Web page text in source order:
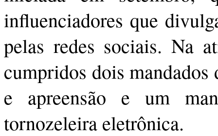
influenciadores que
pelas redes sociais. Na
cumpridos dois mandados
e apreensão e um
tornozeleira eletrônica.